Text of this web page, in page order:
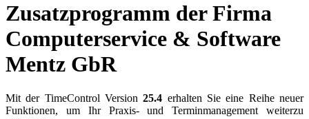
Zusatzprogramm der Firma
Computerservice & Software
Mentz GbR
Mit der TimeControl Version25.4 erhalten Sie eine Reihe neuer
Funktionen, um Ihr Praxis- und Terminmanagement weiterzu